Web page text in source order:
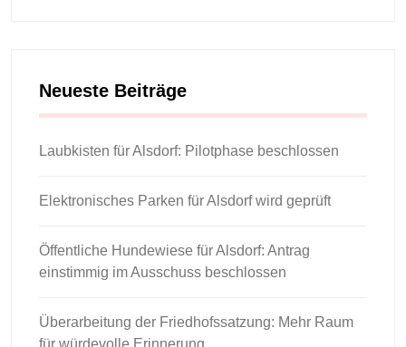
Neueste Beiträge
Laubkisten für Alsdorf: Pilotphase beschlossen
Elektronisches Parken für Alsdorf wird geprüft
Öffentliche Hundewiese für Alsdorf: Antrag
einstimmig im Ausschuss beschlossen
Überarbeitung der Friedhofssatzung: Mehr Raum
für würdevolle Erinnerung